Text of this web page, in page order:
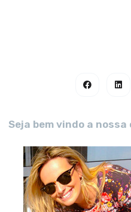
Seja bem vindo a nossa